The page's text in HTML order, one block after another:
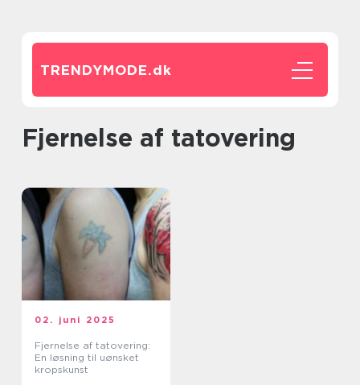
TRENDYMODE.dk
Fjernelse af tatovering
02. juni 2025
Fjernelse af tatovering:
En løsning til uønsket
kropskunst